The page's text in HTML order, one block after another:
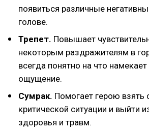
появиться различные
голове.
Трепет. Повышает
некоторым раздражителям в
всегда понятно на что
ощущение.
Сумрак. Помогает герою взять
критической ситуации и выйти
здоровья и травм.